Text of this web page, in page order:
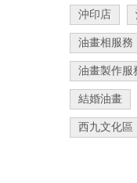
沖印店
油畫相服務
油畫製作服
結婚油畫
西九文化區